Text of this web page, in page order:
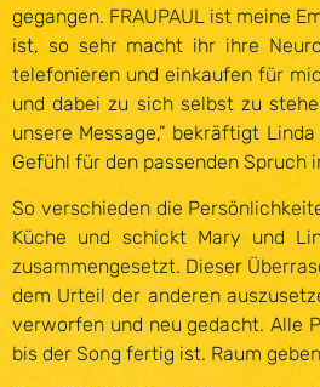
gegangen. FRAUPAUL ist meine
ist, so sehr macht ihr ihre
telefonieren und einkaufen für
und dabei zu sich selbst zu
unsere Message,” bekräftigt
Gefühl für den passenden Spruch
So verschieden die
Küche und schickt Mary und
zusammengesetzt. Dieser
dem Urteil der anderen
verworfen und neu gedacht. Alle
bis der Song fertig ist. Raum